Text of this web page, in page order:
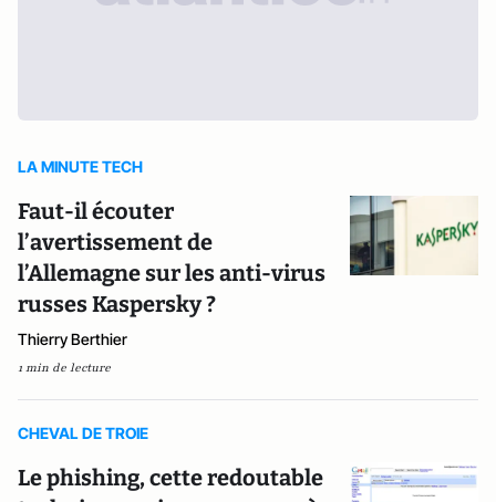
LA MINUTE TECH
Faut-il écouter
l’avertissement de
l’Allemagne sur les anti-virus
russes Kaspersky ?
Thierry Berthier
1 min de lecture
CHEVAL DE TROIE
Le phishing, cette redoutable